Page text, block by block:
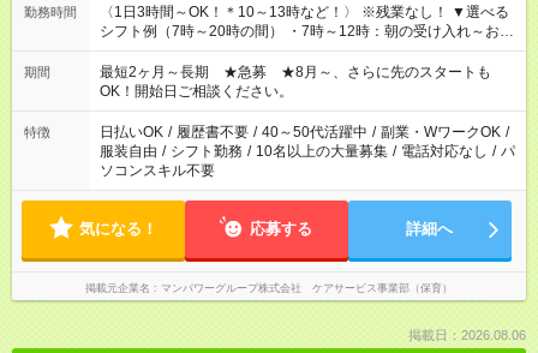
勤務時間
〈1日3時間～OK！＊10～13時など！〉 ※残業なし！ ▼選べる
シフト例（7時～20時の間） ・7時～12時：朝の受け入れ～お昼
の準備 ・10時～13時：園児の見守り～お昼の補助 ・9時～16
時：帰りの会まで！子供の成長を見守る ・15時～20時：夜のお
迎えサポート
期間
最短2ヶ月～長期 ★急募 ★8月～、さらに先のスタートも
OK！開始日ご相談ください。
特徴 日払いOK / 履歴書不要 / 40～50代活躍中 / 副業・WワークOK /
服装自由 / シフト勤務 / 10名以上の大量募集 / 電話対応なし / パ
ソコンスキル不要
気になる！ 応募する 詳細へ
掲載元企業名 マンパワーグループ株式会社 ケアサービス事業部（保育）
掲載日：2026.08.06